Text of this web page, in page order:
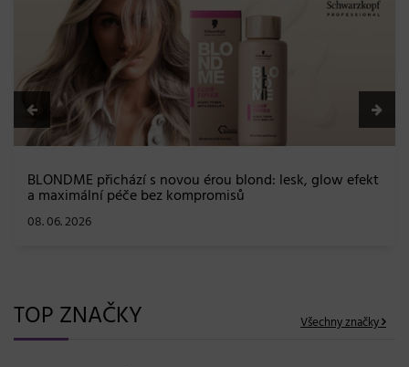
BLONDME přichází s novou érou blond: lesk, glow efekt
a maximální péče bez kompromisů
08. 06. 2026
TOP ZNAČKY Všechny značky